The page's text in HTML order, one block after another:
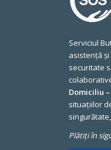
Serviciul
asistență
securitate
Domiciliu
situațiilor
Plătiți în